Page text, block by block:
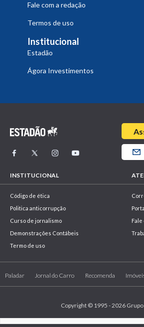
Fale com a redação
Termos de uso
Institucional
Estadão
Ágora Investimentos
INSTITUCIONAL
Código de ética
Politica anticorrupção
Curso de jornalismo
Demonstrações Contábeis
Termo de uso
Fale
Paladar Jornal do Carro Recomenda
Copyright © 1995 - 2026